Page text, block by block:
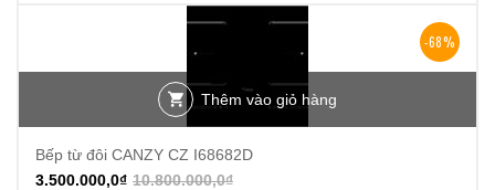
-68%
Thêm vào giỏ hàng
Bếp từ đôi CANZY CZ I68682D
10.800.000,0₫
3.500.000,0₫